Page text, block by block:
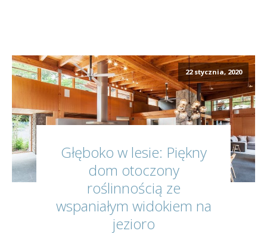
22 stycznia, 2020
Głęboko w lesie: Piękny
dom otoczony
roślinnością ze
wspaniałym widokiem na
jezioro